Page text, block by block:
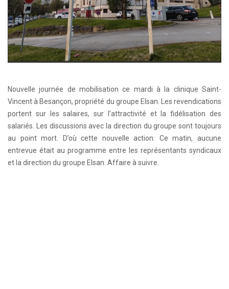
Nouvelle journée de mobilisation ce mardi à la clinique Saint-
Vincent à Besançon, propriété du groupe Elsan. Les revendications
portent sur les salaires, sur l’attractivité et la fidélisation des
salariés. Les discussions avec la direction du groupe sont toujours
au point mort. D’où cette nouvelle action. Ce matin, aucune
entrevue était au programme entre les représentants syndicaux
et la direction du groupe Elsan. Affaire à suivre.